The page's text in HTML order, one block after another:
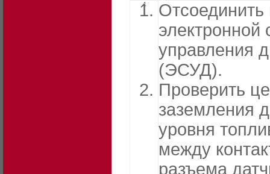
4
Отсоединить
электронной
управления
(ЭСУД).
Проверить
заземления
уровня
между
разъема